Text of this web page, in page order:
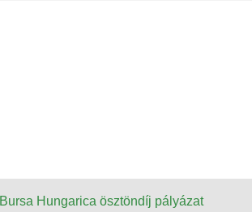
Bursa Hungarica ösztöndíj pályázat